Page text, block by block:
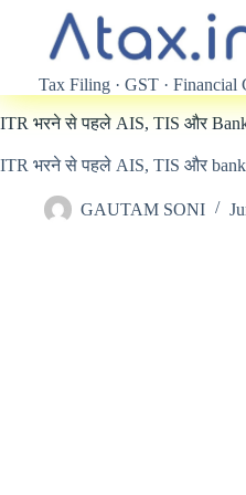
Tax Filing · GST · Financial
ITR भरने से पहले AIS, TIS और
ITR भरने से पहले AIS, TIS और bank
GAUTAM SONI